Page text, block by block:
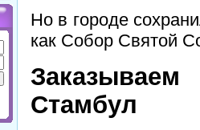
Но в городе
как Собор Святой
Стамбул